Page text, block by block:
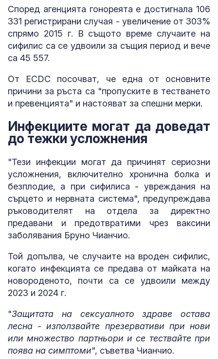
Според агенцията гонореята е достигнала 106
331 регистрирани случая - увеличение от 303%
спрямо 2015 г. В същото време случаите на
сифилис са се удвоили за същия период и вече
са 45 557.
От ECDC посочват, че една от основните
причини за ръста са "пропуските в тестването
и превенцията" и настояват за спешни мерки.
Инфекциите могат да доведат
до тежки усложнения
"Тези инфекции могат да причинят сериозни
усложнения, включително хронична болка и
безплодие, а при сифилиса - увреждания на
сърцето и нервната система", предупреждава
ръководителят на отдела за директно
предавани и предотвратими чрез ваксини
заболявания Бруно Чианчио.
Той допълва, че случаите на вроден сифилис,
когато инфекцията се предава от майката на
новороденото, почти са се удвоили между
2023 и 2024 г.
"Защитата на сексуалното здраве остава
лесна - използвайте презервативи при нови
или множество партньори и се тествайте при
поява на симптоми", съветва Чианчио.